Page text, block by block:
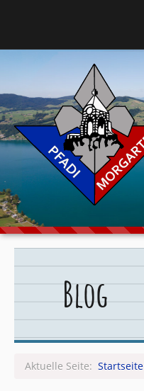
Blog
Über uns
Stufen
DownloadsBlog
Aktuelle Seite: Startseite